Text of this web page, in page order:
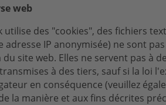
web
utilise des "cookies", des fichiers
IP anonymisée) ne sont
site web. Elles ne servent pas à
à des tiers, sauf si la loi
en conséquence (veuillez
la manière et aux fins décrites